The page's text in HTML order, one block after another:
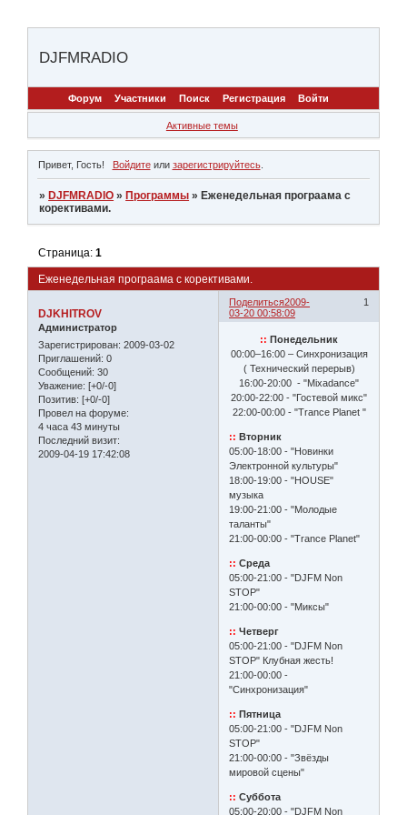
DJFMRADIO
Форум Участники Поиск Регистрация Войти
Активные темы
Привет, Гость! Войдитеили зарегистрируйтесь.
» DJFMRADIO » Программы » Еженедельная програама с
корективами.
Еженедельная програама с корективами.
Страница:1
Поделиться 1
2009-
03-20 00:58:09
DJKHITROV
Администратор
Зарегистрирован: 2009-03-02
Приглашений: 0
Сообщений: 30
Уважение: [+0/-0]
Позитив: [+0/-0]
Провел на форуме:
4 часа 43 минуты
Последний визит:
2009-04-19 17:42:08
:: Понедельник
00:00–16:00 – Синхронизация
( Технический перерыв)
16:00-20:00 - "Mixadance"
20:00-22:00 - "Гостевой микс"
22:00-00:00 - "Trance Planet "
:: Вторник
05:00-18:00 - "Новинки
Электронной культуры"
18:00-19:00 - "HOUSE"
музыка
19:00-21:00 - "Молодые
таланты"
21:00-00:00 - "Trance Planet"
:: Среда
05:00-21:00 - "DJFM Non
STOP"
21:00-00:00 - "Миксы"
:: Четверг
05:00-21:00 - "DJFM Non
STOP" Клубная жесть!
21:00-00:00 -
"Синхронизация"
:: Пятница
05:00-21:00 - "DJFM Non
STOP"
21:00-00:00 - "Звёзды
мировой сцены"
:: Суббота
05:00-20:00 - "DJFM Non